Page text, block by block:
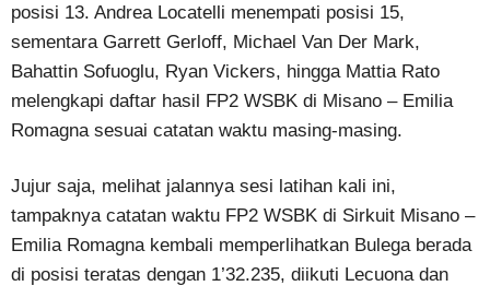
posisi 13. Andrea Locatelli menempati posisi 15,
sementara Garrett Gerloff, Michael Van Der Mark,
Bahattin Sofuoglu, Ryan Vickers, hingga Mattia Rato
melengkapi daftar hasil FP2 WSBK di Misano – Emilia
Romagna sesuai catatan waktu masing-masing.
Jujur saja, melihat jalannya sesi latihan kali ini,
tampaknya catatan waktu FP2 WSBK di Sirkuit Misano –
Emilia Romagna kembali memperlihatkan Bulega berada
di posisi teratas dengan 1’32.235, diikuti Lecuona dan